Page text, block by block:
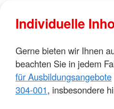
Individuelle
Gerne bieten wir Ihnen
beachten Sie in jedem
für Ausbildungsangebote
304-001, insbesondere